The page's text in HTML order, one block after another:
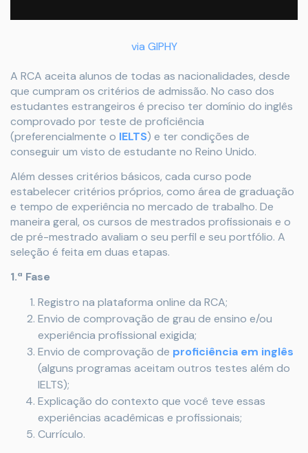
via GIPHY
A RCA aceita alunos de todas as nacionalidades, desde
que cumpram os critérios de admissão. No caso dos
estudantes estrangeiros é preciso ter domínio do inglês
comprovado por teste de proficiência
(preferencialmente o IELTS) e ter condições de
conseguir um visto de estudante no Reino Unido.
Além desses critérios básicos, cada curso pode
estabelecer critérios próprios, como área de graduação
e tempo de experiência no mercado de trabalho. De
maneira geral, os cursos de mestrados profissionais e o
de pré-mestrado avaliam o seu perfil e seu portfólio. A
seleção é feita em duas etapas.
1.ª Fase
Registro na plataforma online da RCA;
Envio de comprovação de grau de ensino e/ou
experiência profissional exigida;
Envio de comprovação de proficiência em inglês
(alguns programas aceitam outros testes além do
IELTS);
Explicação do contexto que você teve essas
experiências acadêmicas e profissionais;
Currículo.